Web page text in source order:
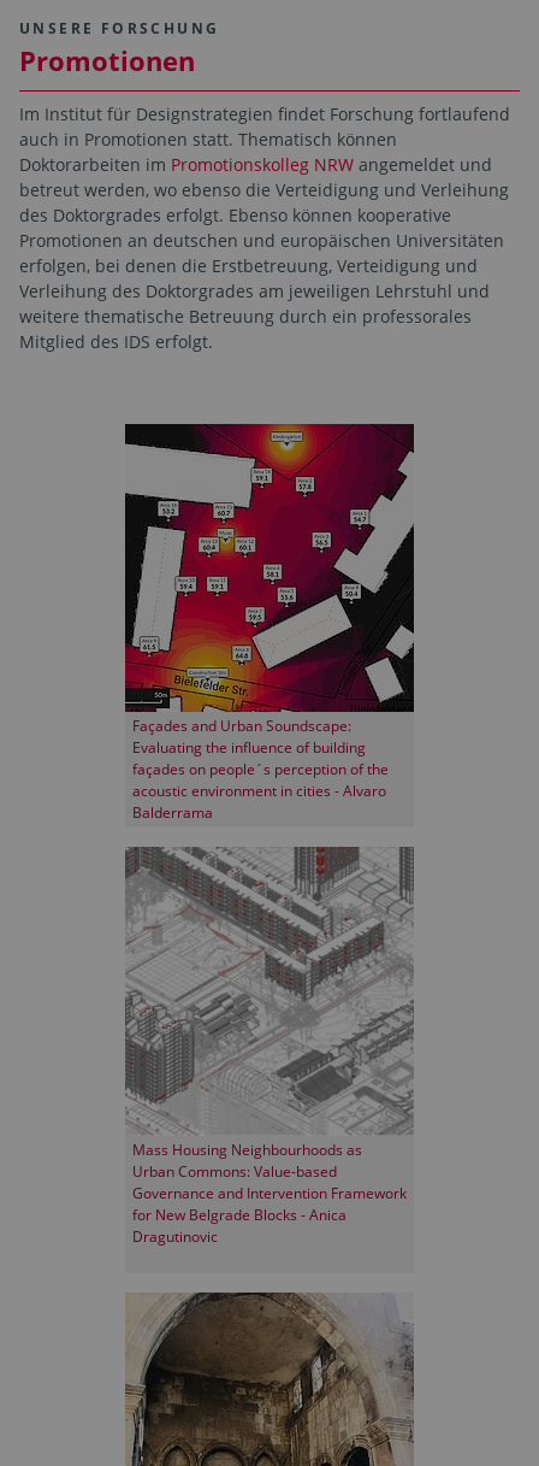
UNSERE FORSCHUNG
Promotionen
Im Institut für Designstrategien findet Forschung fortlaufend
auch in Promotionen statt. Thematisch können
Doktorarbeiten im Promotionskolleg NRW angemeldet und
betreut werden, wo ebenso die Verteidigung und Verleihung
des Doktorgrades erfolgt. Ebenso können kooperative
Promotionen an deutschen und europäischen Universitäten
erfolgen, bei denen die Erstbetreuung, Verteidigung und
Verleihung des Doktorgrades am jeweiligen Lehrstuhl und
weitere thematische Betreuung durch ein professorales
Mitglied des IDS erfolgt.
Façades and Urban Soundscape:
Evaluating the influence of building
façades on people´s perception of the
acoustic environment in cities - Alvaro
Balderrama
Mass Housing Neighbourhoods as
Urban Commons: Value-based
Governance and Intervention Framework
for New Belgrade Blocks - Anica
Dragutinovic